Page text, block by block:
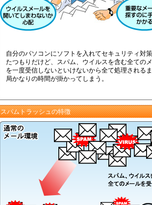
自分のパソコンにソフトを入れてセキュリティ対
たつもりだけど、スパム、ウイルスを含む全ての
を一度受信しないといけないから全て処理される
局かなりの時間が掛かってしまう。
スパムトラッシュの特徴